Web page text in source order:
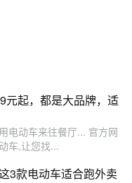
元起，都是大品牌，适
电动车来往餐厅... 官方网
车,让您找...
3款电动车适合跑外卖